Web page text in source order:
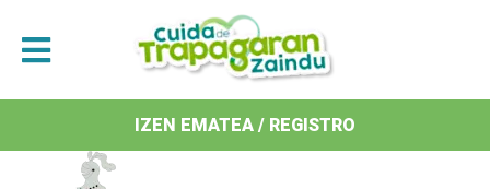
Antolatzaileak / Organizan
IZEN EMATEA / REGISTRO